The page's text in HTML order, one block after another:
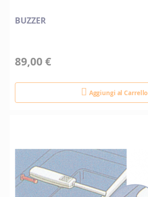
BUZZER
89,00 €
Aggiungi al Carrello